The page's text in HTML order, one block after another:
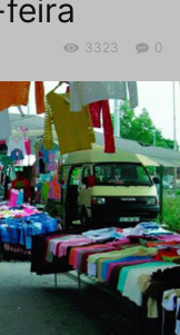
0
3323